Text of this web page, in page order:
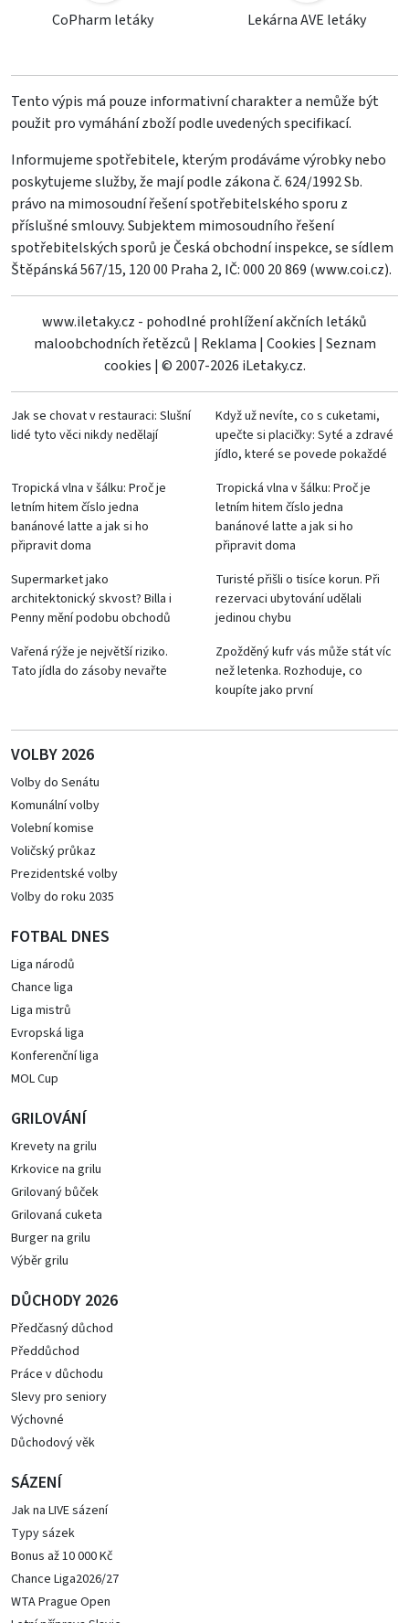
CoPharm letáky Lekárna AVE letáky
Tento výpis má pouze informativní charakter a nemůže být
použit pro vymáhání zboží podle uvedených specifikací.
Informujeme spotřebitele, kterým prodáváme výrobky nebo
poskytujeme služby, že mají podle zákona č. 624/1992 Sb.
právo na mimosoudní řešení spotřebitelského sporu z
příslušné smlouvy. Subjektem mimosoudního řešení
spotřebitelských sporů je Česká obchodní inspekce, se sídlem
Štěpánská 567/15, 120 00 Praha 2, IČ: 000 20 869 (www.coi.cz).
www.iletaky.cz - pohodlné prohlížení akčních letáků
maloobchodních řetězců | Reklama | Cookies | Seznam
cookies | © 2007-2026 iLetaky.cz.
Jak se chovat v restauraci: Slušní
lidé tyto věci nikdy nedělají
Když už nevíte, co s cuketami,
upečte si placičky: Syté a zdravé
jídlo, které se povede pokaždé
Tropická vlna v šálku: Proč je
letním hitem číslo jedna
banánové latte a jak si ho
připravit doma
Tropická vlna v šálku: Proč je
letním hitem číslo jedna
banánové latte a jak si ho
připravit doma
Supermarket jako
architektonický skvost? Billa i
Penny mění podobu obchodů
Turisté přišli o tisíce korun. Při
rezervaci ubytování udělali
jedinou chybu
Vařená rýže je největší riziko.
Tato jídla do zásoby nevařte
Zpožděný kufr vás může stát víc
než letenka. Rozhoduje, co
koupíte jako první
VOLBY 2026
Volby do Senátu
Komunální volby
Volební komise
Voličský průkaz
Prezidentské volby
Volby do roku 2035
FOTBAL DNES
Liga národů
Chance liga
Liga mistrů
Evropská liga
Konferenční liga
MOL Cup
GRILOVÁNÍ
Krevety na grilu
Krkovice na grilu
Grilovaný bůček
Grilovaná cuketa
Burger na grilu
Výběr grilu
DŮCHODY 2026
Předčasný důchod
Předdůchod
Práce v důchodu
Slevy pro seniory
Výchovné
Důchodový věk
SÁZENÍ
Jak na LIVE sázení
Typy sázek
Bonus až 10 000 Kč
Chance Liga2026/27
WTA Prague Open